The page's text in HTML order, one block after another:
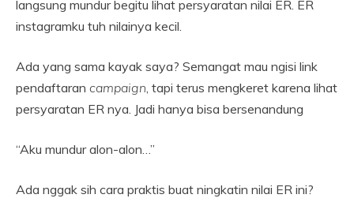
langsung mundur begitu lihat persyaratan nilai ER. ER
instagramku tuh nilainya kecil.
Ada yang sama kayak saya? Semangat mau ngisi link
pendaftaran campaign, tapi terus mengkeret karena lihat
persyaratan ER nya. Jadi hanya bisa bersenandung
“Aku mundur alon-alon…”
Ada nggak sih cara praktis buat ningkatin nilai ER ini?